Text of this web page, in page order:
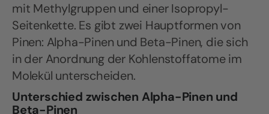
mit Methylgruppen und einer Isopropyl-
Seitenkette. Es gibt zwei Hauptformen von
Pinen: Alpha-Pinen und Beta-Pinen, die sich
in der Anordnung der Kohlenstoffatome im
Molekül unterscheiden.
Unterschied zwischen Alpha-Pinen und
Beta-Pinen